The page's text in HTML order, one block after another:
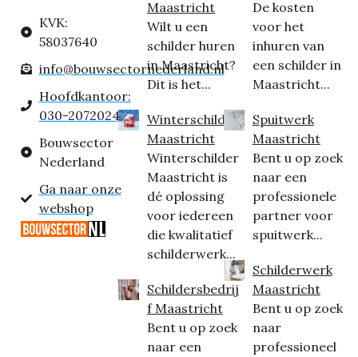
KVK:
58037640
info@bouwsectornederland.nl
Hoofdkantoor:
030-2072024
Bouwsector
Nederland
Ga naar onze
webshop
Maastricht
Wilt u een
schilder huren
in Maastricht?
Dit is het...
Winterschilder
Maastricht
Winterschilder
Maastricht is
dé oplossing
voor iedereen
die kwalitatief
schilderwerk...
Schildersbedrij
f Maastricht
Bent u op zoek
naar een
De kosten
voor het
inhuren van
een schilder in
Maastricht...
Spuitwerk
Maastricht
Bent u op zoek
naar een
professionele
partner voor
spuitwerk...
Schilderwerk
Maastricht
Bent u op zoek
naar
professioneel